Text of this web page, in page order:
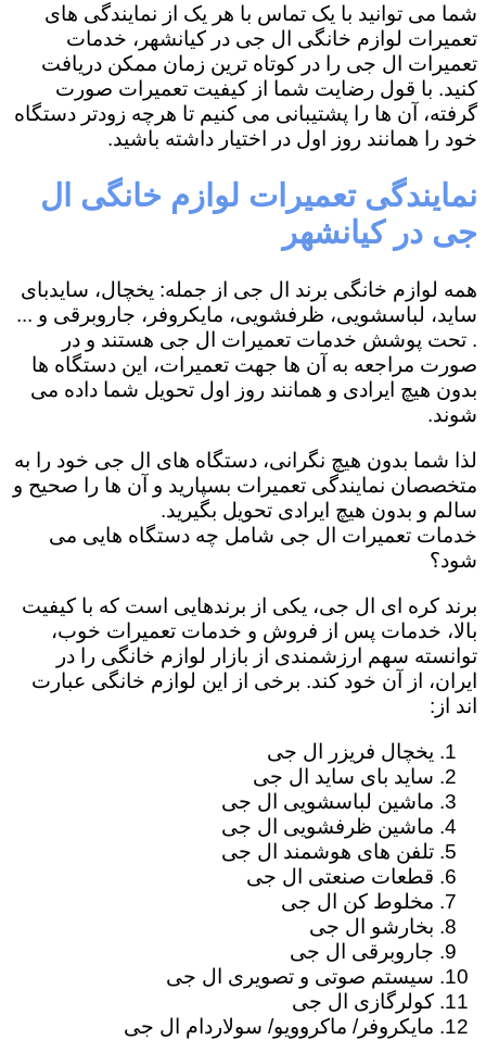
شما می توانید با یک تماس با هر یک از نمایندگی های
تعمیرات لوازم خانگی ال جی در کیانشهر، خدمات
تعمیرات ال جی را در کوتاه ترین زمان ممکن دریافت
کنید. با قول رضایت شما از کیفیت تعمیرات صورت
گرفته، آن ها را پشتیبانی می کنیم تا هرچه زودتر دستگاه
خود را همانند روز اول در اختیار داشته باشید.
نمایندگی تعمیرات لوازم خانگی ال
جی در کیانشهر
همه لوازم خانگی برند ال جی از جمله: یخچال، سایدبای
ساید، لباسشویی، ظرفشویی، مایکروفر، جاروبرقی و ...
. تحت پوشش خدمات تعمیرات ال جی هستند و در
صورت مراجعه به آن ها جهت تعمیرات، این دستگاه ها
بدون هیچ ایرادی و همانند روز اول تحویل شما داده می
شوند.
لذا شما بدون هیچ نگرانی، دستگاه های ال جی خود را به
متخصصان نمایندگی تعمیرات بسپارید و آن ها را صحیح و
سالم و بدون هیچ ایرادی تحویل بگیرید.
خدمات تعمیرات ال جی شامل چه دستگاه هایی می
شود؟
برند کره ای ال جی، یکی از برندهایی است که با کیفیت
بالا، خدمات پس از فروش و خدمات تعمیرات خوب،
توانسته سهم ارزشمندی از بازار لوازم خانگی را در
ایران، از آن خود کند. برخی از این لوازم خانگی عبارت
اند از:
یخچال فریزر ال جی
ساید بای ساید ال جی
ماشین لباسشویی ال جی
ماشین ظرفشویی ال جی
تلفن های هوشمند ال جی
قطعات صنعتی ال جی
مخلوط کن ال جی
بخارشو ال جی
جاروبرقی ال جی
سیستم صوتی و تصویری ال جی
کولرگازی ال جی
مایکروفر/ ماکروویو/ سولاردام ال جی